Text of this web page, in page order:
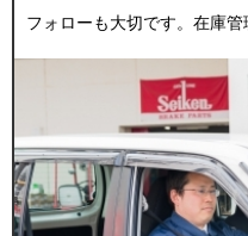
フォローも大切です。在庫管